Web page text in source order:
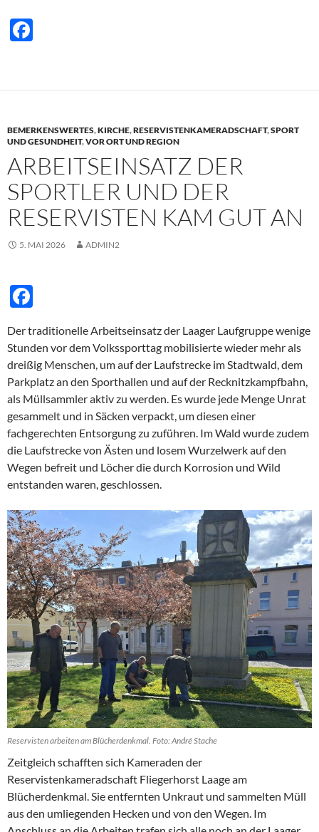
b
o
o
k
BEMERKENSWERTES,KIRCHE,RESERVISTENKAMERADSCHAFT,SPORT
UND GESUNDHEIT,VOR ORT UND REGION
ARBEITSEINSATZ DER
SPORTLER UND DER
RESERVISTEN KAM GUT AN
5. MAI 2026 ADMIN2
e
b
o
o
k
Der traditionelle Arbeitseinsatz der Laager Laufgruppe wenige
Stunden vor dem Volkssporttag mobilisierte wieder mehr als
dreißig Menschen, um auf der Laufstrecke im Stadtwald, dem
Parkplatz an den Sporthallen und auf der Recknitzkampfbahn,
als Müllsammler aktiv zu werden. Es wurde jede Menge Unrat
gesammelt und in Säcken verpackt, um diesen einer
fachgerechten Entsorgung zu zuführen. Im Wald wurde zudem
die Laufstrecke von Ästen und losem Wurzelwerk auf den
Wegen befreit und Löcher die durch Korrosion und Wild
entstanden waren, geschlossen.
Reservisten arbeiten am Blücherdenkmal. Foto: André Stache
Zeitgleich schafften sich Kameraden der
Reservistenkameradschaft Fliegerhorst Laage am
Blücherdenkmal. Sie entfernten Unkraut und sammelten Müll
aus den umliegenden Hecken und von den Wegen. Im